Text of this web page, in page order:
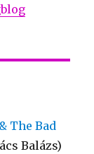
The Bad
Balázs)